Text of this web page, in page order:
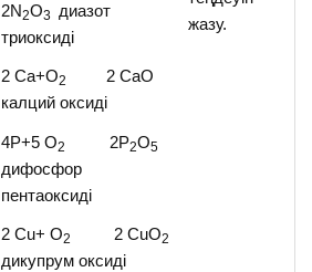
2N2O3
диазот
триоксиді
2 Ca+O2
2 CaO
калций оксиді
4Р+5 O2 2Р2О5
дифосфор
пентаоксиді
2 Cu+ O22 CuO2
дикупрум оксиді
жазу.